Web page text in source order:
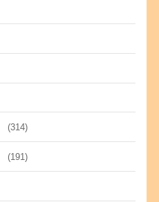
(314)
(191)